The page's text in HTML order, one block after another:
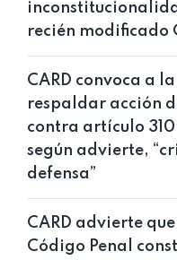
recién modificado
CARD convoca a
respaldar acción
contra artículo
según advierte,
defensa”
CARD advierte
Código Penal